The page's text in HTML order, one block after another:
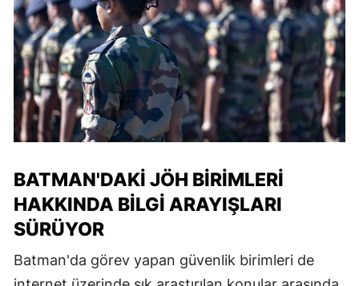
BATMAN'DAKI JÖH BIRIMLERI
HAKKINDA BILGI ARAYIŞLARI
SÜRÜYOR
Batman'da görev yapan güvenlik birimleri de